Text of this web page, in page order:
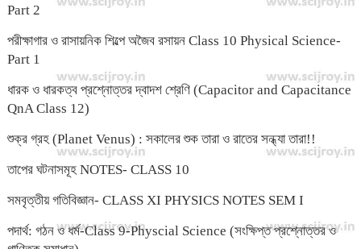
Part 2
পরীক্ষাগার ও রাসায়নিক শিল্পে অজৈব রসায়ন Class 10 Physical Science-
Part 1
ধারক ও ধারকত্ব প্রশ্নোত্তর দ্বাদশ শ্রেণি (Capacitor and Capacitance
QnA Class 12)
শুক্র গ্রহ (Planet Venus) : সকালের শুক তারা ও রাতের সন্ধ্যা তারা!!
তাপের ঘটনাসমূহ NOTES- CLASS 10
সমবৃত্তীয় গতিবিজ্ঞান- CLASS XI PHYSICS NOTES SEM I
পদার্থ: গঠন ও ধর্ম-Class 9-Physcial Science (সংক্ষিপ্ত প্রশ্নোত্তর ও